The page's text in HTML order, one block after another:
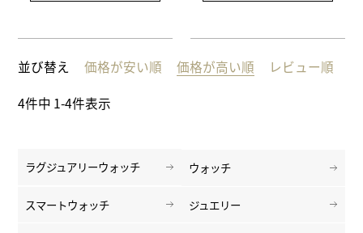
ラグジュアリーウォッチ ウォッチ
スマートウォッチ ジュエリー
並び替え 価格が安い順 価格が高い順
レビュー順
4件中 1-4件表示